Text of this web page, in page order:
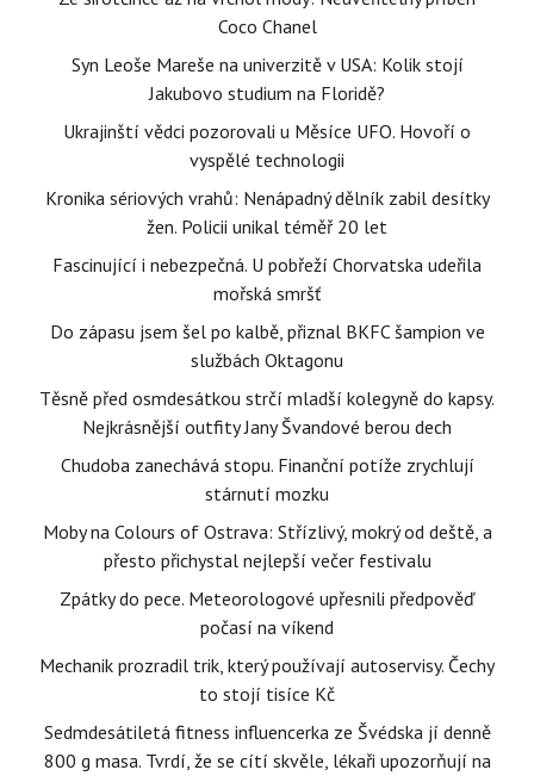
Coco Chanel
Syn Leoše Mareše na univerzitě v USA: Kolik stojí
Jakubovo studium na Floridě?
Ukrajinští vědci pozorovali u Měsíce UFO. Hovoří o
vyspělé technologii
Kronika sériových vrahů: Nenápadný dělník zabil desítky
žen. Policii unikal téměř 20 let
Fascinující i nebezpečná. U pobřeží Chorvatska udeřila
mořská smršť
Do zápasu jsem šel po kalbě, přiznal BKFC šampion ve
službách Oktagonu
Těsně před osmdesátkou strčí mladší kolegyně do kapsy.
Nejkrásnější outfity Jany Švandové berou dech
Chudoba zanechává stopu. Finanční potíže zrychlují
stárnutí mozku
Moby na Colours of Ostrava: Střízlivý, mokrý od deště, a
přesto přichystal nejlepší večer festivalu
Zpátky do pece. Meteorologové upřesnili předpověď
počasí na víkend
Mechanik prozradil trik, který používají autoservisy. Čechy
to stojí tisíce Kč
Sedmdesátiletá fitness influencerka ze Švédska jí denně
800 g masa. Tvrdí, že se cítí skvěle, lékaři upozorňují na